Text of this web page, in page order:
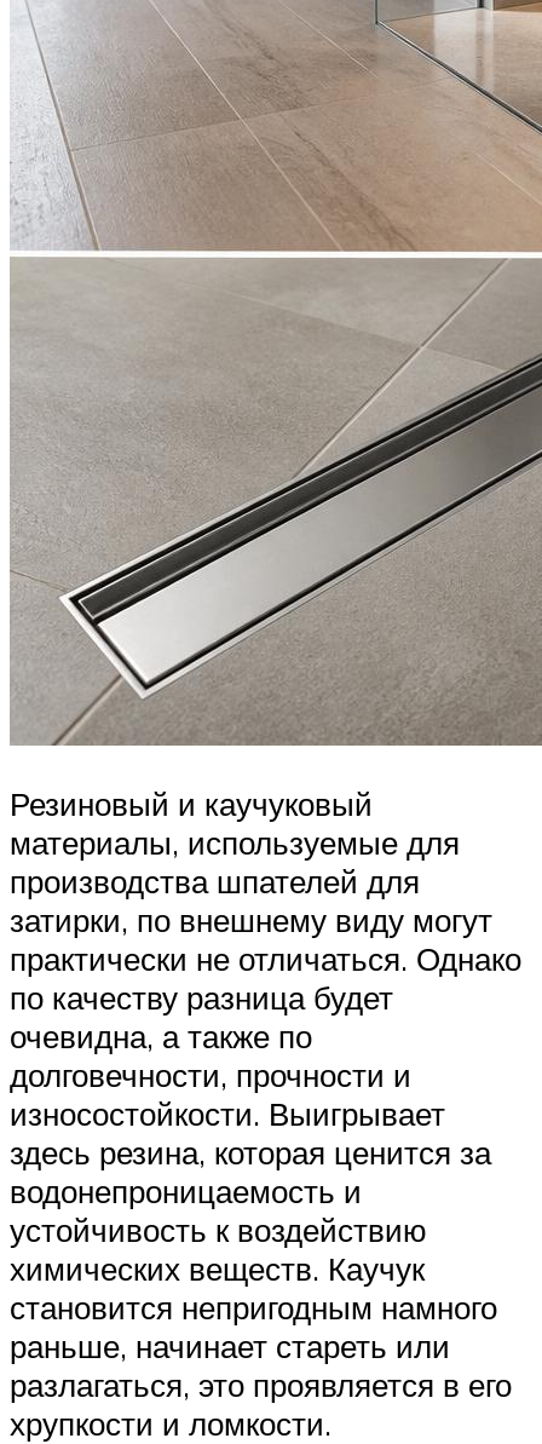
Резиновый и каучуковый
материалы, используемые для
производства шпателей для
затирки, по внешнему виду могут
практически не отличаться. Однако
по качеству разница будет
очевидна, а также по
долговечности, прочности и
износостойкости. Выигрывает
здесь резина, которая ценится за
водонепроницаемость и
устойчивость к воздействию
химических веществ. Каучук
становится непригодным намного
раньше, начинает стареть или
разлагаться, это проявляется в его
хрупкости и ломкости.